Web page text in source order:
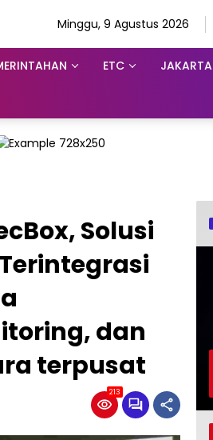
Minggu, 9 Agustus 2026
ETC JAKARTA
Solusi
dan
terpusat
213